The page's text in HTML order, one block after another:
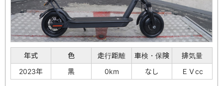
年式 色 走行距離 車検・保険
排気量
2023年
黒 0km なし ＥＶcc